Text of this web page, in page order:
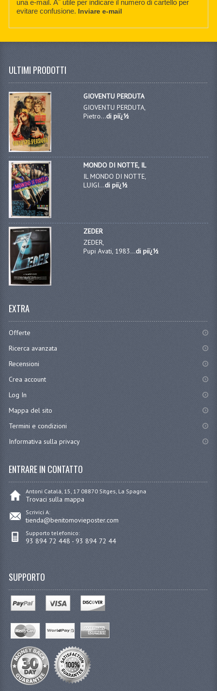
una e-mail. Ãˆ utile per indicare il numero di cartello per
evitare confusione. Inviare e-mail
ULTIMI PRODOTTI
GIOVENTU PERDUTA
GIOVENTU PERDUTA,
Pietro...di piï¿½
MONDO DI NOTTE, IL
IL MONDO DI NOTTE,
LUIGI...di piï¿½
ZEDER
ZEDER,
Pupi Avati, 1983...di piï¿½
EXTRA
Offerte
Ricerca avanzata
Recensioni
Crea account
Log In
Mappa del sito
Termini e condizioni
Informativa sulla privacy
ENTRARE IN CONTATTO
Antoni Catalá, 15, 17 08870 Sitges, La Spagna
Trovaci sulla mappa
Scrivici A:
tienda@benitomovieposter.com
Supporto telefonico:
93 894 72 448 - 93 894 72 44
SUPPORTO